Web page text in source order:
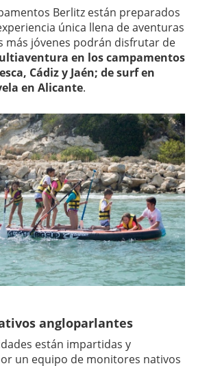
Berlitz están preparados
única llena de aventuras
más jóvenes podrán disfrutar de
en los campamentos
Cádiz y Jaén; de surf en
en Alicante.
angloparlantes
están impartidas y
un equipo de monitores nativos